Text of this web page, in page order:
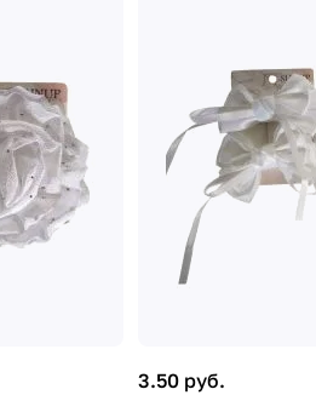
3.50 руб.